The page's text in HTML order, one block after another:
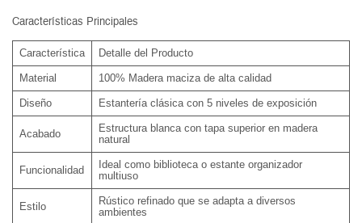
Características Principales
Característica Detalle del Producto
Material 100% Madera maciza de alta calidad
Diseño Estantería clásica con 5 niveles de exposición
Acabado
Estructura blanca con tapa superior en madera
natural
Funcionalidad
Ideal como biblioteca o estante organizador
multiuso
Estilo
Rústico refinado que se adapta a diversos
ambientes